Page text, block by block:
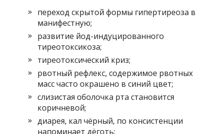
переход скрытой формы гипертиреоза в
манифестную;
развитие йод-индуцированного
тиреотоксикоза;
тиреотоксический криз;
рвотный рефлекс, содержимое рвотных
масс часто окрашено в синий цвет;
слизистая оболочка рта становится
коричневой;
диарея, кал чёрный, по консистенции
напоминает дёготь;